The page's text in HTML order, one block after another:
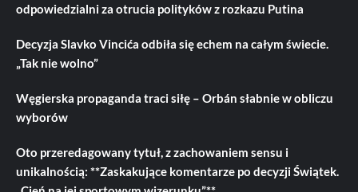
odpowiedzialni za otrucia polityków z rozkazu Putina
Decyzja Slavko Vincića odbiła się echem na całym świecie.
„Tak nie wolno”
Węgierska propaganda traci siłę – Orbán słabnie w obliczu
wyborów
Oto przeredagowany tytuł, z zachowaniem sensu i
unikalnością: **Zaskakujące komentarze po decyzji Świątek.